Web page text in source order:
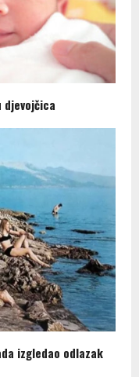
djevojčica
izgledao odlazak